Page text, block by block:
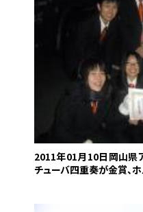
2011年01月10日 岡山県
チューバ四重奏が金賞、